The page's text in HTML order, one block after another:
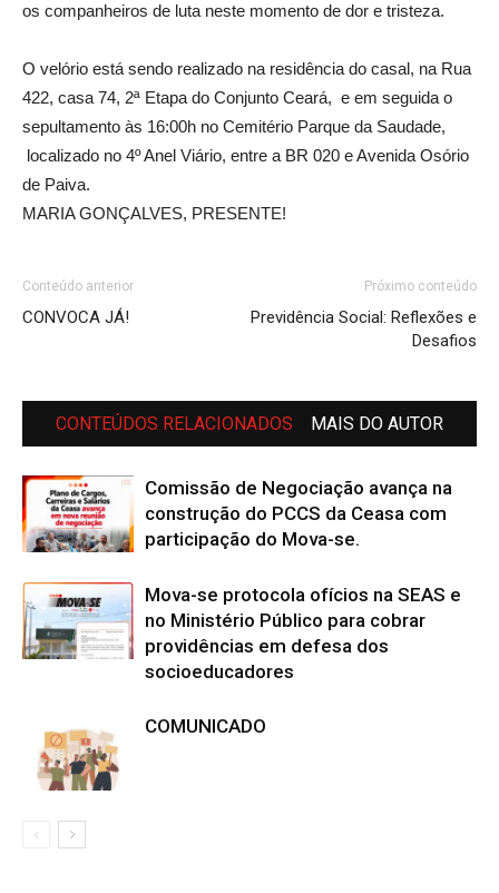
os companheiros de luta neste momento de dor e tristeza.
O velório está sendo realizado na residência do casal, na Rua
422, casa 74, 2ª Etapa do Conjunto Ceará, e em seguida o
sepultamento às 16:00h no Cemitério Parque da Saudade,
localizado no 4º Anel Viário, entre a BR 020 e Avenida Osório
de Paiva.
MARIA GONÇALVES, PRESENTE!
Conteúdo anterior
CONVOCA JÁ!
Próximo conteúdo
Previdência Social: Reflexões e
Desafios
CONTEÚDOS RELACIONADOS MAIS DO AUTOR
Comissão de Negociação avança na
construção do PCCS da Ceasa com
participação do Mova-se.
Mova-se protocola ofícios na SEAS e
no Ministério Público para cobrar
providências em defesa dos
socioeducadores
COMUNICADO